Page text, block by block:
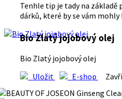
Tenhle tip je tady na základě
dárků, které by se vám
Bio Zlatý jojobový olej
Bio Zlatý jojobový olej
Uložit
E-shop